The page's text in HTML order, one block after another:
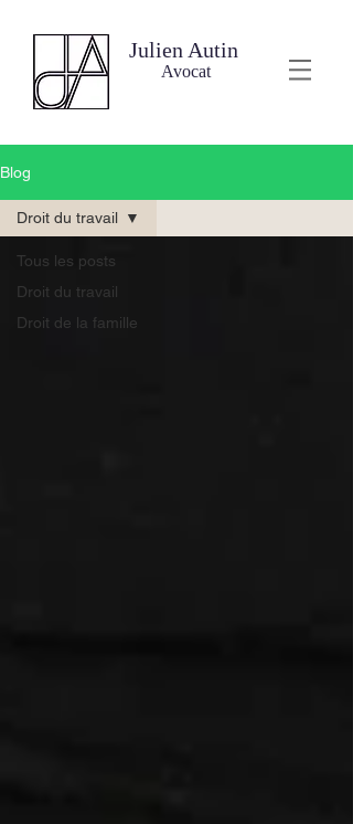
Julien Autin
Avocat
Blog
Tous les posts
Droit du travail
Droit de la famille
Droit du travail